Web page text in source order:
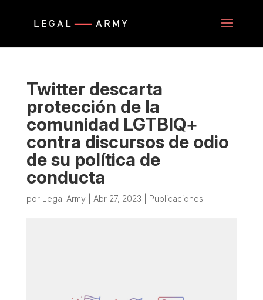
Twitter descarta
protección de la
comunidad LGTBIQ+
contra discursos de odio
de su política de
conducta
por Legal Army Abr 27, 2023 Publicaciones